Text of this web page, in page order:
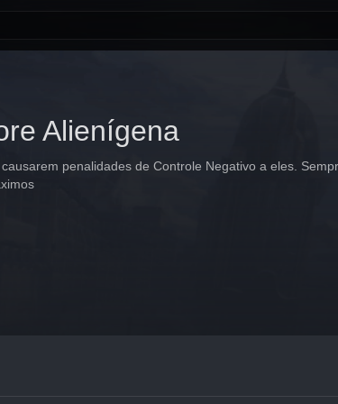
Alienígena
penalidades de Controle Negativo a eles.